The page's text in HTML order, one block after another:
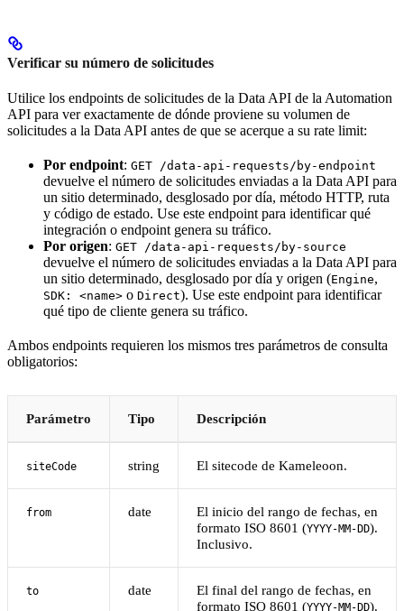
Verificar su número de solicitudes
Utilice los endpoints de solicitudes de la Data API de la Automation
API para ver exactamente de dónde proviene su volumen de
solicitudes a la Data API antes de que se acerque a su rate limit:
Por endpoint: GET /data-api-requests/by-endpoint
devuelve el número de solicitudes enviadas a la Data API para
un sitio determinado, desglosado por día, método HTTP, ruta
y código de estado. Use este endpoint para identificar qué
integración o endpoint genera su tráfico.
Por origen: GET /data-api-requests/by-source
devuelve el número de solicitudes enviadas a la Data API para
un sitio determinado, desglosado por día y origen (Engine,
SDK: <name> o Direct). Use este endpoint para identificar
qué tipo de cliente genera su tráfico.
Ambos endpoints requieren los mismos tres parámetros de consulta
obligatorios:
Parámetro Tipo Descripción
siteCode string El sitecode de Kameleoon.
from date
El inicio del rango de fechas, en
formato ISO 8601 (YYYY-MM-DD).
Inclusivo.
to date
El final del rango de fechas, en
formato ISO 8601 (YYYY-MM-DD).